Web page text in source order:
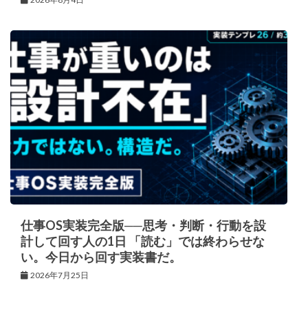
仕事OS実装完全版──思考・判断・行動を設
計して回す人の1日 「読む」では終わらせな
い。今日から回す実装書だ。
2026年7月25日